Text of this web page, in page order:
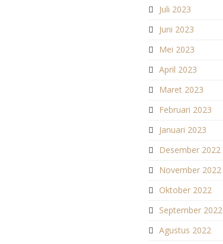
Juli 2023
Juni 2023
Mei 2023
April 2023
Maret 2023
Februari 2023
Januari 2023
Desember 2022
November 2022
Oktober 2022
September 2022
Agustus 2022